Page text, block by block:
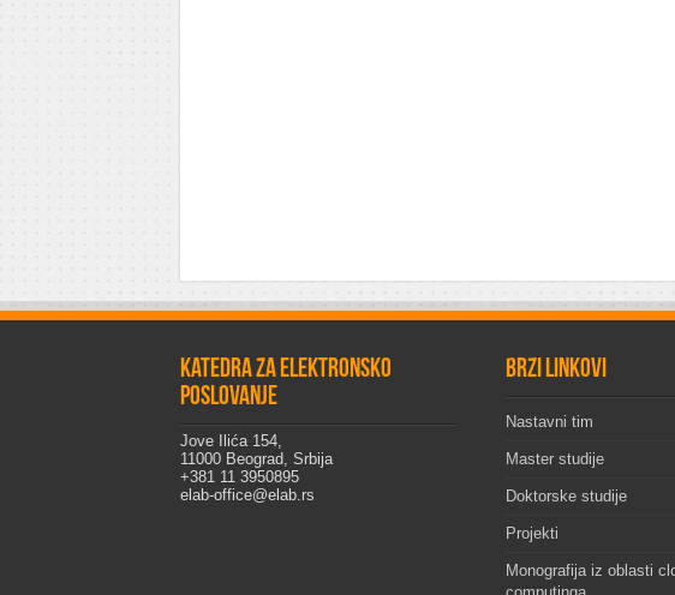
Katedra za elektronsko
poslovanje
Jove Ilića 154,
11000 Beograd, Srbija
+381 11 3950895
elab-office@elab.rs
Brzi linkovi
Nastavni tim
Master studije
Doktorske studije
Projekti
Monografija iz oblasti